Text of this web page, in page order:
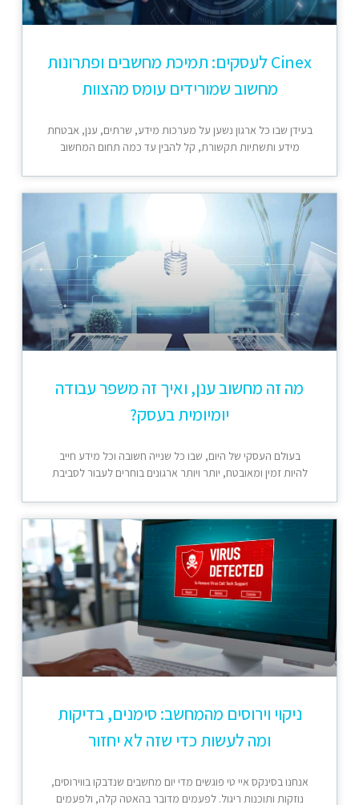
Cinex לעסקים: תמיכת מחשבים ופתרונות
מחשוב שמורידים עומס מהצוות
בעידן שבו כל ארגון נשען על מערכות מידע, שרתים, ענן, אבטחת
מידע ותשתיות תקשורת, קל להבין עד כמה תחום המחשוב
מה זה מחשוב ענן, ואיך זה משפר עבודה
יומיומית בעסק?
בעולם העסקי של היום, שבו כל שנייה חשובה וכל מידע חייב
להיות זמין ומאובטח, יותר ויותר ארגונים בוחרים לעבור לסביבת
ניקוי וירוסים מהמחשב: סימנים, בדיקות
ומה לעשות כדי שזה לא יחזור
אנחנו בסינקס איי טי פוגשים מדי יום מחשבים שנדבקו בווירוסים,
נוזקות ותוכנות ריגול. לפעמים מדובר בהאטה קלה, ולפעמים